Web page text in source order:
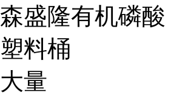
森盛隆有机磷酸
塑料桶
大量